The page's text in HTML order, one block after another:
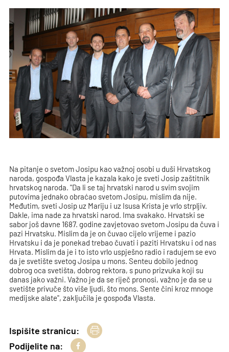
Na pitanje o svetom Josipu kao važnoj osobi u duši Hrvatskog
naroda, gospođa Vlasta je kazala kako je sveti Josip zaštitnik
hrvatskog naroda. "Da li se taj hrvatski narod u svim svojim
putovima jednako obraćao svetom Josipu, mislim da nije.
Međutim, sveti Josip uz Mariju i uz Isusa Krista je vrlo strpljiv.
Dakle, ima nade za hrvatski narod. Ima svakako. Hrvatski se
sabor još davne 1687. godine zavjetovao svetom Josipu da čuva i
pazi Hrvatsku. Mislim da je on čuvao cijelo vrijeme i pazio
Hrvatsku i da je ponekad trebao čuvati i paziti Hrvatsku i od nas
Hrvata. Mislim da je i to isto vrlo uspješno radio i radujem se evo
da je svetište svetog Josipa u mons. Senteu dobilo jednog
dobrog oca svetišta, dobrog rektora, s puno prizvuka koji su
danas jako važni. Važno je da se riječ pronosi, važno je da se u
svetište privuče što više ljudi, što mons. Sente čini kroz mnoge
medijske alate", zaključila je gospođa Vlasta.
Ispišite stranicu:
Podijelite na: